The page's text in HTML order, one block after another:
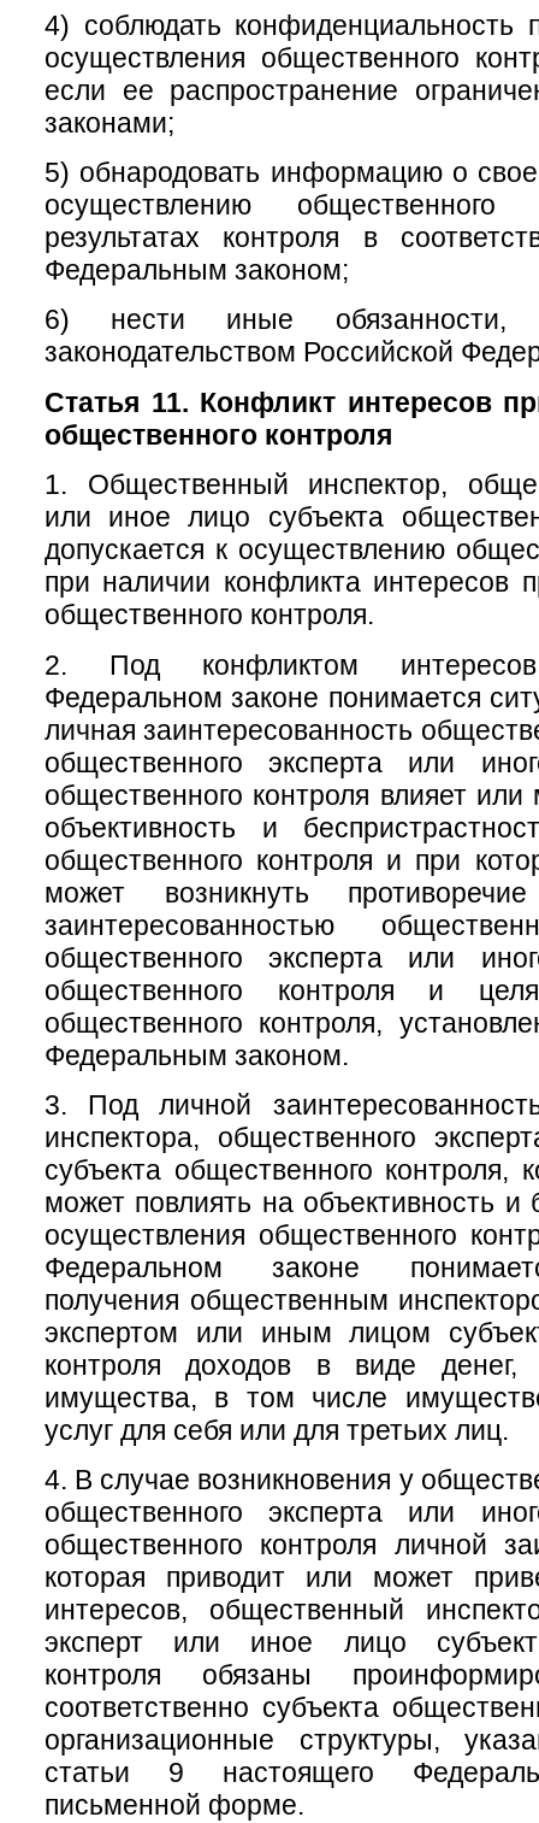
4) соблюдать конфиденциальность
осуществления общественного
если ее распространение
законами;
5) обнародовать информацию о
осуществлению
результатах контроля в
Федеральным законом;
6) нести иные обязанности,
законодательством Российской
Статья 11. Конфликт интересов
общественного контроля
1. Общественный инспектор,
или иное лицо субъекта
допускается к осуществлению
при наличии конфликта интересов
общественного контроля.
2. Под конфликтом
Федеральном законе понимается
личная заинтересованность
общественного эксперта или
общественного контроля влияет
объективность и
общественного контроля и при
может возникнуть
заинтересованностью
общественного эксперта или
общественного контроля и
общественного контроля,
Федеральным законом.
3. Под личной
инспектора, общественного
субъекта общественного контроля,
может повлиять на объективность и
осуществления общественного
Федеральном законе
получения общественным
экспертом или иным лицом
контроля доходов в виде денег,
имущества, в том числе
услуг для себя или для третьих лиц.
4. В случае возникновения у
общественного эксперта или
общественного контроля личной
которая приводит или может
интересов, общественный
эксперт или иное лицо
контроля обязаны
соответственно субъекта
организационные структуры,
статьи 9 настоящего
письменной форме.